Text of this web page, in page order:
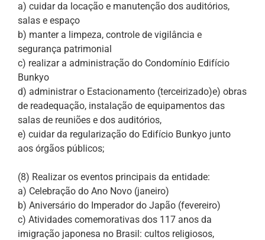
a) cuidar da locação e manutenção dos auditórios,
salas e espaço
b) manter a limpeza, controle de vigilância e
segurança patrimonial
c) realizar a administração do Condomínio Edifício
Bunkyo
d) administrar o Estacionamento (terceirizado)e) obras
de readequação, instalação de equipamentos das
salas de reuniões e dos auditórios,
e) cuidar da regularização do Edifício Bunkyo junto
aos órgãos públicos;
(8) Realizar os eventos principais da entidade:
a) Celebração do Ano Novo (janeiro)
b) Aniversário do Imperador do Japão (fevereiro)
c) Atividades comemorativas dos 117 anos da
imigração japonesa no Brasil: cultos religiosos,